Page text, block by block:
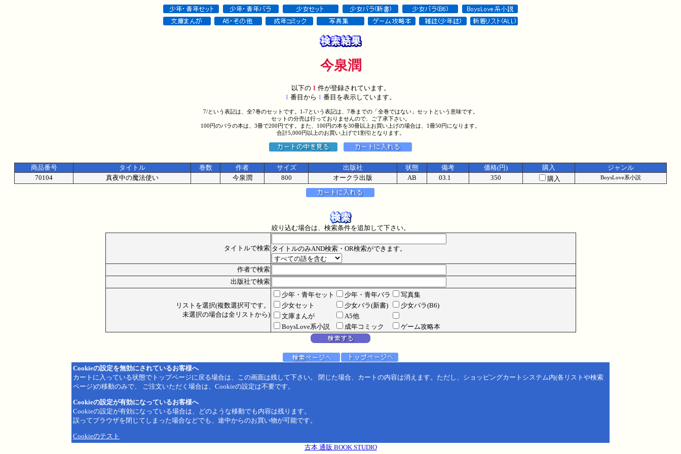
今泉潤
以下の1 件が登録されています。
1 番目から 1 番目を表示しています。
7/という表記は、全7巻のセットです。1-7という表記は、7巻までの「全巻ではない」セットという意味です。
セットの分売は行っておりませんので、ご了承下さい。
100円のバラの本は、3冊で200円です。また、100円の本を30冊以上お買い上げの場合は、1冊50円になります。
合計5,000円以上のお買い上げで1割引となります。
商品番号 タイトル 巻数 作者 サイズ 出版社 状態 備考 価格(円) 購入
ジャンル
70104
真夜中の魔法使い 今泉潤 800 オークラ出版 AB 03.1 350 購入 BoysLove系小説
絞り込む場合は、検索条件を追加して下さい。
タイトルで検索 タイトルのみAND検索・OR検索ができます。
作者で検索
出版社で検索
リストを選択(複数選択可です。
未選択の場合は全リストから)
少年・青年セット 少年・青年バラ
写真集
少女セット
少女バラ(新書)
少女バラ(B6)
文庫まんが
A5他
BoysLove系小説
成年コミック ゲーム攻略本
Cookieの設定を無効にされているお客様へ
カートに入っている状態でトップページに戻る場合は、この画面は残して下さい。 閉じた場合、カートの内容は消えます。ただし、ショッピングカートシステム内(各リストや検索
ページ)の移動のみで、 ご注文いただく場合は、Cookieの設定は不要です。
Cookieの設定が有効になっているお客様へ
Cookieの設定が有効になっている場合は、どのような移動でも内容は残ります。
誤ってブラウザを閉じてしまった場合などでも、途中からのお買い物が可能です。
Cookieのテスト
古本 通販 BOOK STUDIO